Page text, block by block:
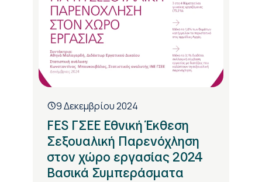
9 Δεκεμβρίου 2024
FES ΓΣΕΕ Εθνική Έκθεση
Σεξουαλική Παρενόχληση
στον χώρο εργασίας 2024
Βασικά Συμπεράσματα